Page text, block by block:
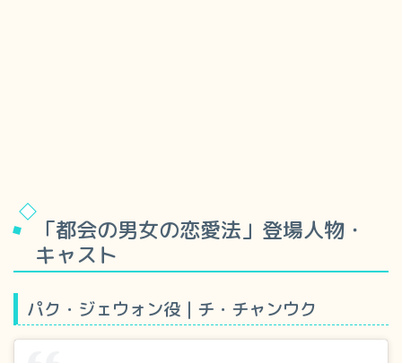
「都会の男女の恋愛法」登場人物・
キャスト
パク・ジェウォン役｜チ・チャンウク